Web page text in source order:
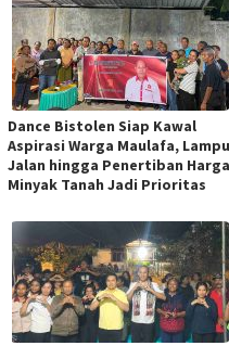
Dance Bistolen Siap Kawal
Aspirasi Warga Maulafa, Lampu
Jalan hingga Penertiban Harga
Minyak Tanah Jadi Prioritas